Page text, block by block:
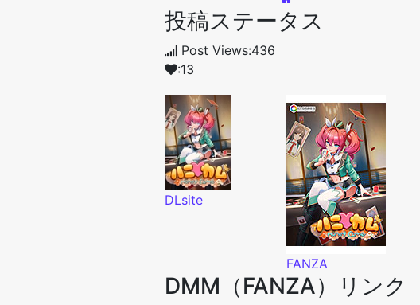
投稿ステータス
Post Views:436
:13
DLsite
FANZA
DMM（FANZA）リンク